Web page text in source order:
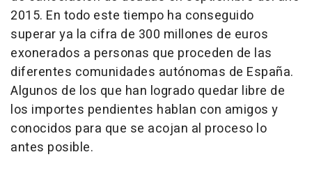
2015. En todo este tiempo ha conseguido
superar ya la cifra de 300 millones de euros
exonerados a personas que proceden de las
diferentes comunidades autónomas de España.
Algunos de los que han logrado quedar libre de
los importes pendientes hablan con amigos y
conocidos para que se acojan al proceso lo
antes posible.